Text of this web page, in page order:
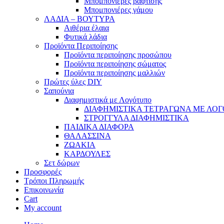
Μπομπονιέρες γάμου
ΛΑΔΙΑ – ΒΟΥΤΥΡΑ
Αιθέρια έλαια
Φυτικά λάδια
Προϊόντα Περιποίησης
Προϊόντα περιποίησης προσώπου
Προϊόντα περιποίησης σώματος
Προϊόντα περιποίησης μαλλιών
Πρώτες ύλες DIY
Σαπούνια
Διαφημιστικά με Λογότυπο
ΔΙΑΦΗΜΙΣΤΙΚΑ ΤΕΤΡΑΓΩΝΑ ΜΕ
ΣΤΡΟΓΓΥΛΑ ΔΙΑΦΗΜΙΣΤΙΚΑ
ΠΑΙΔΙΚΑ ΔΙΑΦΟΡΑ
ΘΑΛΑΣΣΙΝΑ
ΖΩΑΚΙΑ
ΚΑΡΔΟΥΛΕΣ
Σετ δώρων
Προσφορές
Τρόποι Πληρωμής
Επικοινωνία
Cart
My account